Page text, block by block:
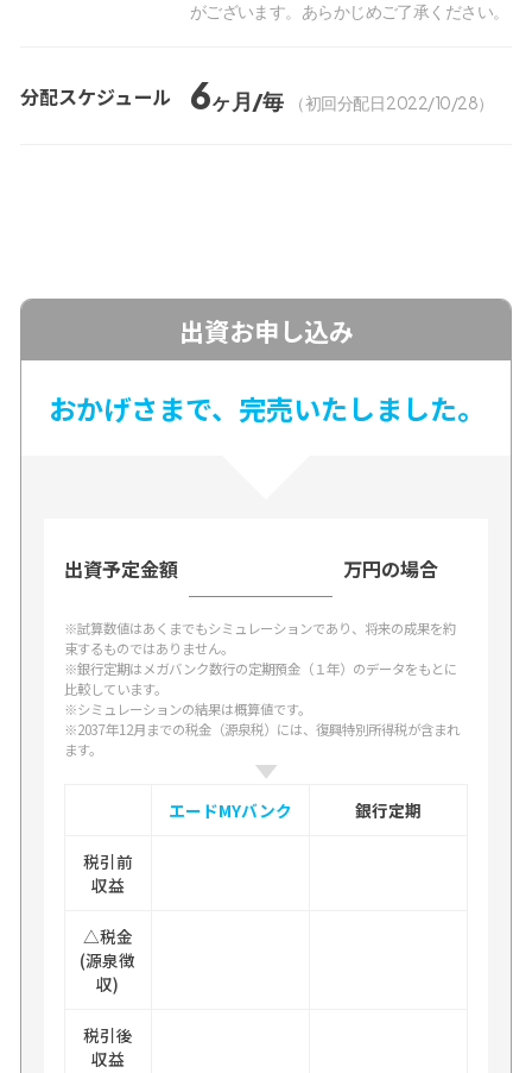
がございます。あらかじめご了承ください。
分配スケジュール 6ヶ月/毎 （初回分配日 2022/10/28）
出資お申し込み
おかげさまで、完売いたしました。
出資予定金額 万円の場合
※試算数値はあくまでもシミュレーションであり、将来の成果を約
束するものではありません。
※銀行定期はメガバンク数行の定期預金（１年）のデータをもとに
比較しています。
※シミュレーションの結果は概算値です。
※2037年12月までの税金（源泉税）には、復興特別所得税が含まれ
ます。
エードMYバンク 銀行定期
税引前
収益
△税金
(源泉徴
収)
税引後
収益